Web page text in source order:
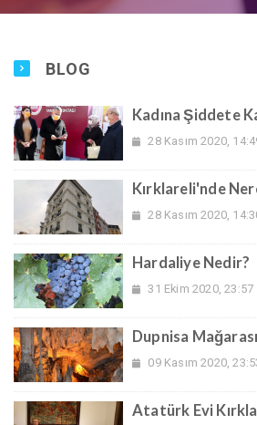
BLOG
Kadına Şiddete
28 Kasım 2020,
Kırklareli'nde
28 Kasım 2020,
Hardaliye Nedir?
31 Ekim 2020, 23:57
Dupnisa Mağarası
09 Kasım 2020,
Atatürk Evi